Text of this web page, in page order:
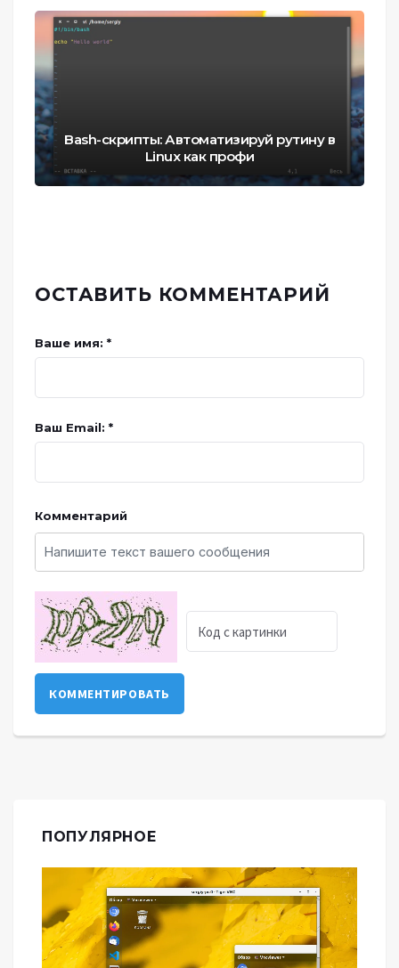
Bash-скрипты: Автоматизируй рутину в
Linux как профи
ОСТАВИТЬ КОММЕНТАРИЙ
Ваше имя: *
Ваш Email: *
Комментарий
КОММЕНТИРОВАТЬ
ПОПУЛЯРНОЕ